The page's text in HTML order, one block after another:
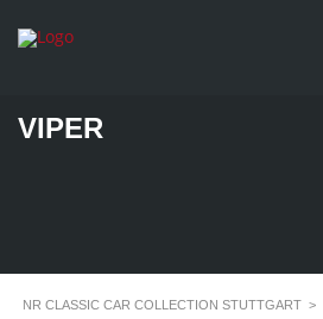
VIPER
NR CLASSIC CAR COLLECTION STUTTGART >